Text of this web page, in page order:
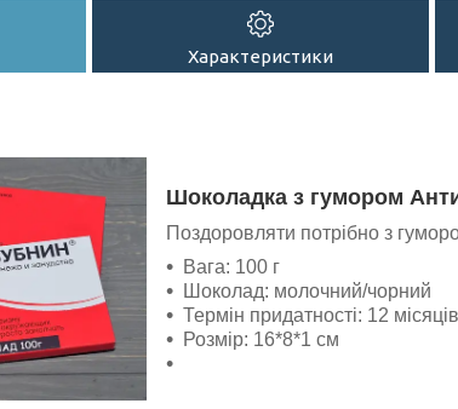
Характеристики
Шоколадка з гумором
Поздоровляти потрібно з
Вага: 100 г
Шоколад: молочний/чорний
Термін придатності: 12 місяців
Розмір: 16*8*1 см